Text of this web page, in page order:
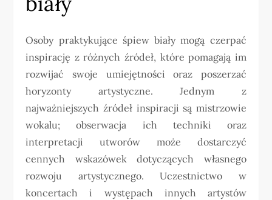
Osoby praktykujące śpiew biały mogą czerpać
inspirację z różnych źródeł, które pomagają im
rozwijać swoje umiejętności oraz poszerzać
horyzonty artystyczne. Jednym z
najważniejszych źródeł inspiracji są mistrzowie
wokalu; obserwacja ich techniki oraz
interpretacji utworów może dostarczyć
cennych wskazówek dotyczących własnego
rozwoju artystycznego. Uczestnictwo w
koncertach i występach innych artystów